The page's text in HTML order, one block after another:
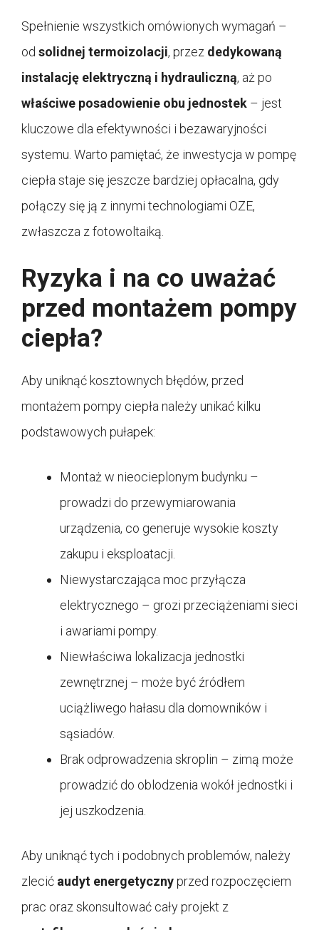
Spełnienie wszystkich omówionych wymagań –
od solidnej termoizolacji, przez dedykowaną
instalację elektryczną i hydrauliczną, aż po
właściwe posadowienie obu jednostek – jest
kluczowe dla efektywności i bezawaryjności
systemu. Warto pamiętać, że inwestycja w pompę
ciepła staje się jeszcze bardziej opłacalna, gdy
połączy się ją z innymi technologiami OZE,
zwłaszcza z fotowoltaiką.
Ryzyka i na co uważać
przed montażem pompy
ciepła?
Aby uniknąć kosztownych błędów, przed
montażem pompy ciepła należy unikać kilku
podstawowych pułapek:
Montaż w nieocieplonym budynku –
prowadzi do przewymiarowania
urządzenia, co generuje wysokie koszty
zakupu i eksploatacji.
Niewystarczająca moc przyłącza
elektrycznego – grozi przeciążeniami sieci
i awariami pompy.
Niewłaściwa lokalizacja jednostki
zewnętrznej – może być źródłem
uciążliwego hałasu dla domowników i
sąsiadów.
Brak odprowadzenia skroplin – zimą może
prowadzić do oblodzenia wokół jednostki i
jej uszkodzenia.
Aby uniknąć tych i podobnych problemów, należy
zlecić audyt energetycznyprzed rozpoczęciem
prac oraz skonsultować cały projekt z